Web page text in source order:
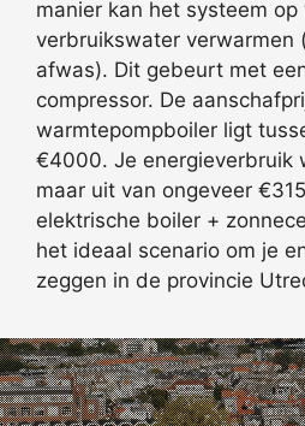
manier kan het systeem
verbruikswater verwarmen
afwas). Dit gebeurt met
compressor. De
warmtepompboiler ligt
€4000. Je energieverbruik
maar uit van ongeveer
elektrische boiler +
het ideaal scenario om je
zeggen in de provincie